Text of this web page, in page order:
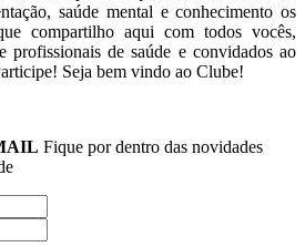
saúde mental e conhecimento os
compartilho aqui com todos vocês,
profissionais de saúde e convidados ao
Seja bem vindo ao Clube!
Fique por dentro das novidades